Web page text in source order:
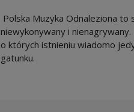
Polska Muzyka Odnaleziona
niewykonywany i
o których istnieniu wiadomo
gatunku.